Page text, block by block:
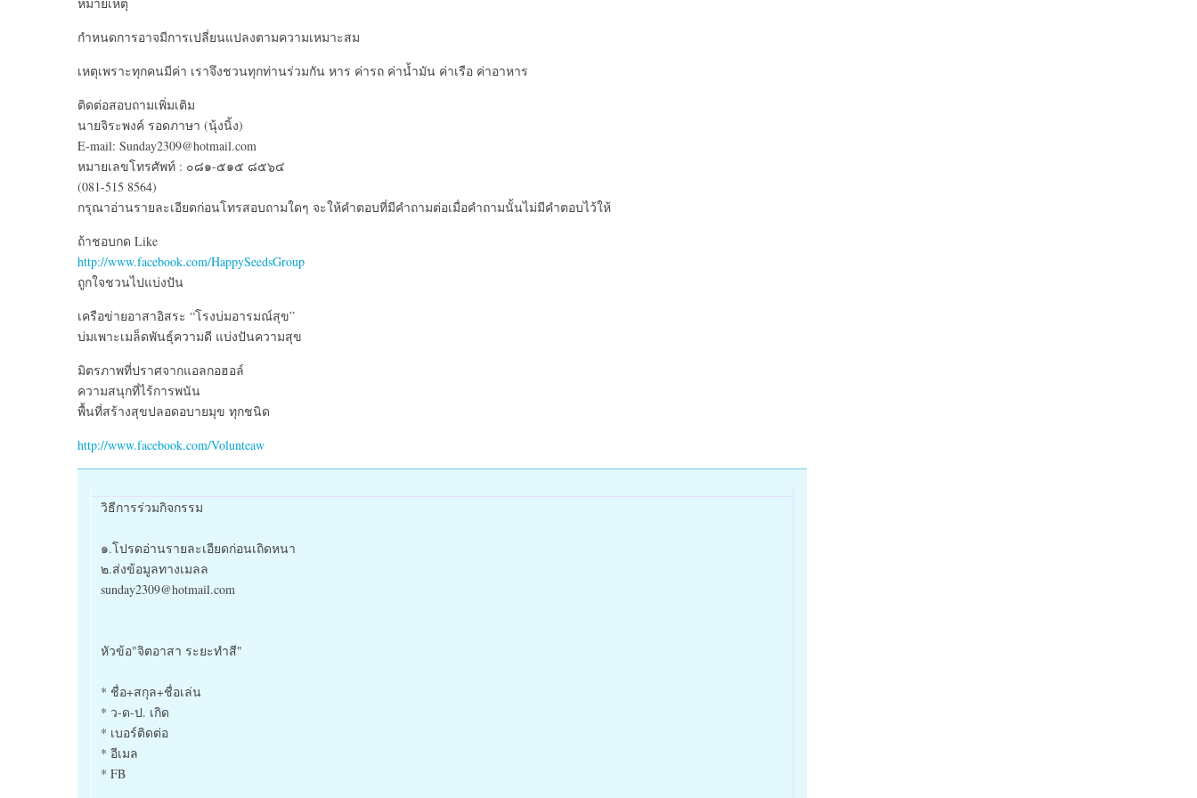
กำหนดการอาจมีการเปลี่ยนแปลงตามความเหมาะสม
เหตุเพราะทุกคนมีค่า เราจึงชวนทุกท่านร่วมกัน หาร ค่ารถ ค่าน้ำมัน ค่าเรือ ค่าอาหาร
ติดต่อสอบถามเพิ่มเติม
นายจิระพงค์ รอดภาษา (นุ้งนิ้ง)
E-mail: Sunday2309@hotmail.com
หมายเลขโทรศัพท์ : ๐๘๑-๕๑๕ ๘๕๖๔
(081-515 8564)
กรุณาอ่านรายละเอียดก่อนโทรสอบถามใดๆ จะให้คำตอบที่มีคำถามต่อเมื่อคำถามนั้นไม่มีคำตอบไว้ให้
ถ้าชอบกด Like
http://www.facebook.com/HappySeedsGroup
ถูกใจชวนไปแบ่งปัน
เครือข่ายอาสาอิสระ “โรงบ่มอารมณ์สุข”
บ่มเพาะเมล็ดพันธุ์ความดี แบ่งปันความสุข
มิตรภาพที่ปราศจากแอลกอฮอล์
ความสนุกที่ไร้การพนัน
พื้นที่สร้างสุขปลอดอบายมุข ทุกชนิด
http://www.facebook.com/Volunteaw
วิธีการร่วมกิจกรรม
๑.โปรดอ่านรายละเอียดก่อนเถิดหนา
๒.ส่งข้อมูลทางเมลล
sunday2309@hotmail.com
หัวข้อ"จิตอาสา ระยะทำสี"
* ชื่อ+สกุล+ชื่อเล่น
* ว-ด-ป. เกิด
* เบอร์ติดต่อ
* อีเมล
* FB